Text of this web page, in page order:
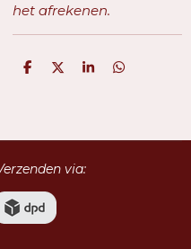
het afrekenen.
D
D
S
D
via: